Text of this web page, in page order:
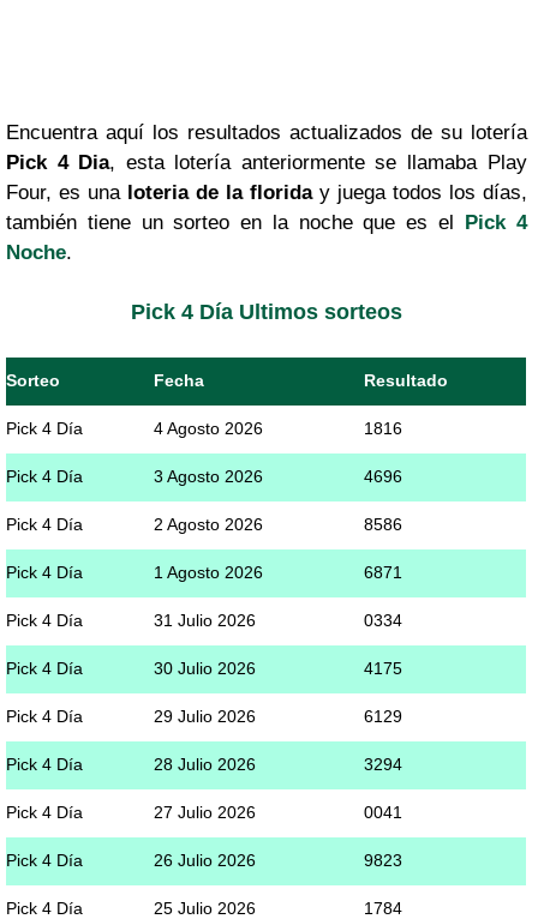
Encuentra aquí los resultados actualizados de su lotería
Pick 4 Dia, esta lotería anteriormente se llamaba Play
Four, es una loteria de la floriday juega todos los días,
también tiene un sorteo en la noche que es el Pick 4
Noche.
Pick 4 Día Ultimos sorteos
Sorteo Fecha Resultado
Pick 4 Día 4 Agosto 2026 1816
Pick 4 Día 3 Agosto 2026 4696
Pick 4 Día 2 Agosto 2026 8586
Pick 4 Día 1 Agosto 2026 6871
Pick 4 Día 31 Julio 2026 0334
Pick 4 Día 30 Julio 2026 4175
Pick 4 Día 29 Julio 2026 6129
Pick 4 Día 28 Julio 2026 3294
Pick 4 Día 27 Julio 2026 0041
Pick 4 Día 26 Julio 2026 9823
Pick 4 Día 25 Julio 2026 1784